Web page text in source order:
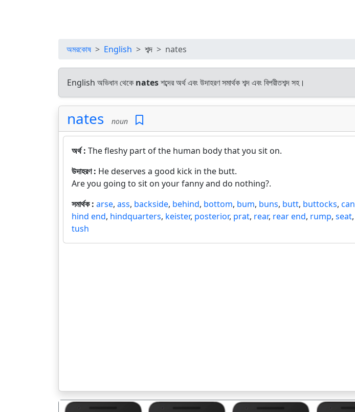
অমরকোষ English শব্দ nates
English অভিধান থেকে natesশব্দের অর্থ এবং উদাহরণ সমার্থক শব্দ এবং বিপরীতশব্দ সহ।
nates noun
অর্থ : The fleshy part of the human body that you sit on.
উদাহরণ : He deserves a good kick in the butt.
Are you going to sit on your fanny and do nothing?.
সমার্থক : arse, ass, backside, behind, bottom, bum, buns, butt, buttocks, can
hind end, hindquarters, keister, posterior, prat, rear, rear end, rump, seat,
tush